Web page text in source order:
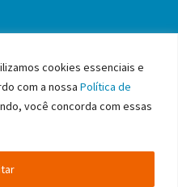
cookies essenciais e
com a nossa Política de
você concorda com essas
da Indústria da Construção
de São Paulo